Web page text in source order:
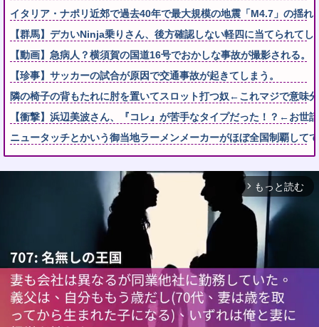
イタリア・ナポリ近郊で過去40年で最大規模の地震「M4.7」の揺れ
【群馬】デカいNinja乗りさん、後方確認しない軽四に当てられてし
【動画】急病人？横須賀の国道16号でおかしな事故が撮影される。
【珍事】サッカーの試合が原因で交通事故が起きてしまう。
隣の椅子の背もたれに肘を置いてスロット打つ奴←これマジで意味
【衝撃】浜辺美波さん、『コレ』が苦手なタイプだった！？←お
ニュータッチとかいう御当地ラーメンメーカーがほぼ全国制覇して
arrow_forward_ios もっと読む